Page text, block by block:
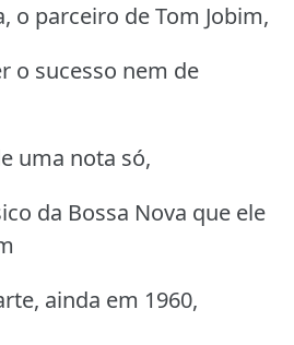
o parceiro de Tom Jobim,
o sucesso nem de
uma nota só,
da Bossa Nova que ele
ainda em 1960,